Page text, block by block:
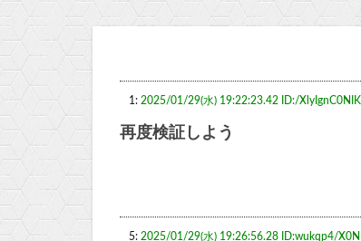
1: 2025/01/29(水) 19:22:23.42 ID:/
再度検証しよう
5: 2025/01/29(水) 19:26:56.28 ID:wukqp4/